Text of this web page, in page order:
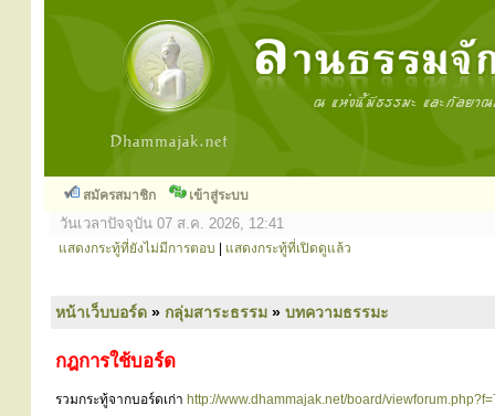
สมัครสมาชิก เข้าสู่ระบบ
วันเวลาปัจจุบัน 07 ส.ค. 2026, 12:41
แสดงกระทู้ที่ยังไม่มีการตอบ แสดงกระทู้ที่เปิดดูแล้ว
หน้าเว็บบอร์ด » กลุ่มสาระธรรม » บทความธรรมะ
กฎการใช้บอร์ด
รวมกระทู้จากบอร์ดเก่า http://www.dhammajak.net/board/